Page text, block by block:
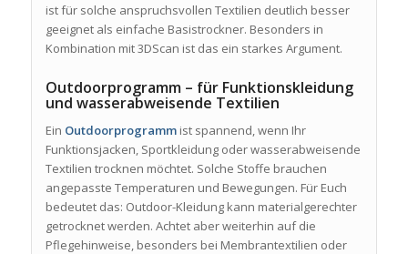
ist für solche anspruchsvollen Textilien deutlich besser
geeignet als einfache Basistrockner. Besonders in
Kombination mit 3DScan ist das ein starkes Argument.
Outdoorprogramm – für Funktionskleidung
und wasserabweisende Textilien
Ein Outdoorprogrammist spannend, wenn Ihr
Funktionsjacken, Sportkleidung oder wasserabweisende
Textilien trocknen möchtet. Solche Stoffe brauchen
angepasste Temperaturen und Bewegungen. Für Euch
bedeutet das: Outdoor-Kleidung kann materialgerechter
getrocknet werden. Achtet aber weiterhin auf die
Pflegehinweise, besonders bei Membrantextilien oder